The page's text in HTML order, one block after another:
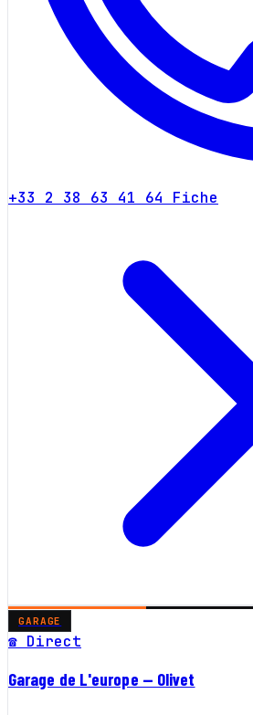
+33 2 38 63 41 64 Fiche
GARAGE
☎ Direct
Garage de L'europe — Olivet